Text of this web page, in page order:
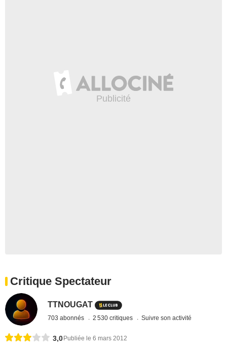
Critique Spectateur
TTNOUGAT
703 abonnés 2 530 critiques Suivre son activité
3,0 Publiée le 6 mars 2012